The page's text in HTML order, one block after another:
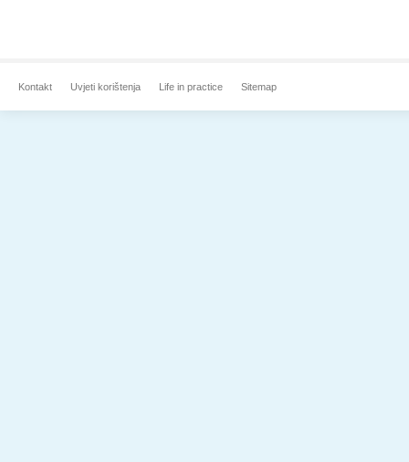
Kontakt Uvjeti korištenja Life in practice Sitemap